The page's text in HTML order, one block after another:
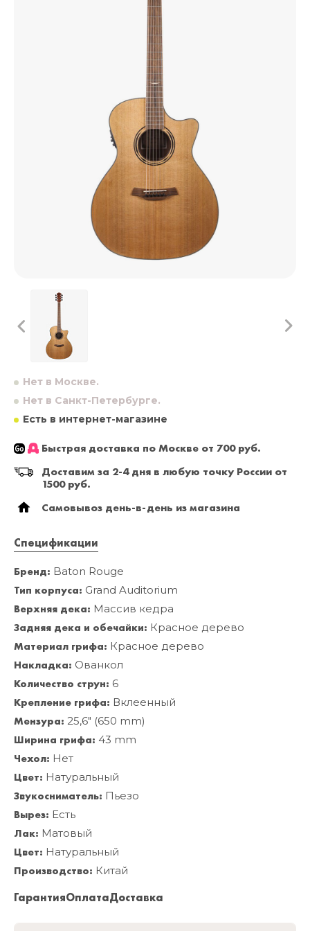
Нет в Москве.
Нет в Санкт-Петербурге.
Есть в интернет-магазине
Быстрая доставка по Москве от 700 руб.
Доставим за 2-4 дня в любую точку России от
1500 руб.
Самовывоз день-в-день из магазина
Спецификации
Бренд: Baton Rouge
Тип корпуса: Grand Auditorium
Верхняя дека: Массив кедра
Задняя дека и обечайки: Красное дерево
Материал грифа: Красное дерево
Накладка: Ованкол
Количество струн: 6
Крепление грифа: Вклеенный
Мензура: 25,6" (650 mm)
Ширина грифа: 43 mm
Чехол: Нет
Цвет: Натуральный
Звукосниматель: Пьезо
Вырез: Есть
Лак: Матовый
Цвет: Натуральный
Производство: Китай
ГарантияОплатаДоставка